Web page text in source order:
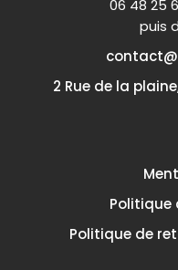
06 48 25
puis
2 Rue de la
Politique de